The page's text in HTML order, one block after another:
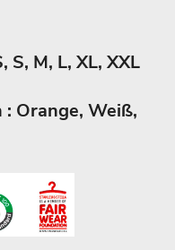
S, M, L, XL, XXL
Orange, Weiß,